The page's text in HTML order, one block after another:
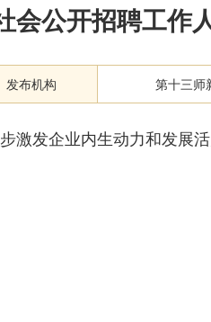
会公开招聘工作
发布机构 第十三师
激发企业内生动力和发展